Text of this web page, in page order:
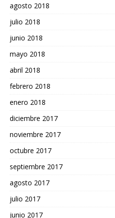
agosto 2018
julio 2018
junio 2018
mayo 2018
abril 2018
febrero 2018
enero 2018
diciembre 2017
noviembre 2017
octubre 2017
septiembre 2017
agosto 2017
julio 2017
junio 2017